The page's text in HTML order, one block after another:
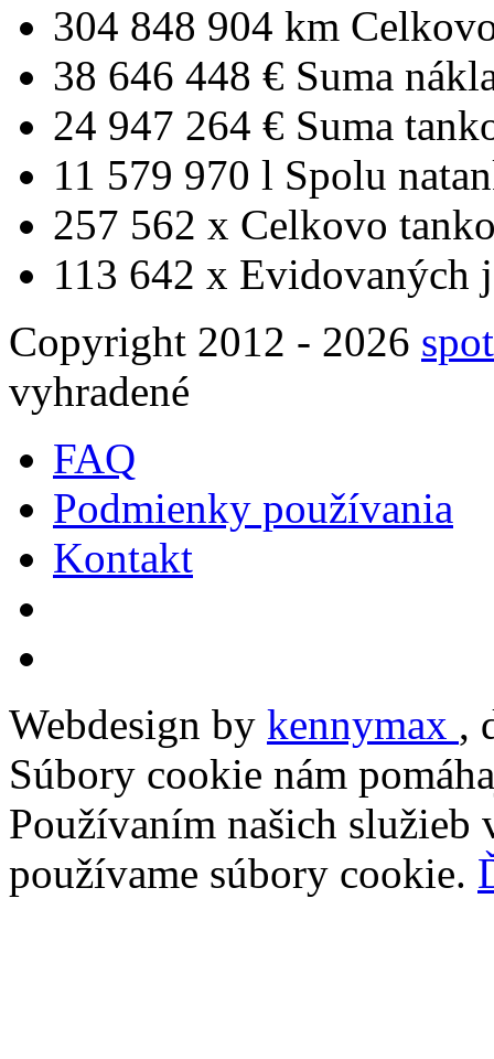
304 848 904 km
38 646 448 € Suma
24 947 264 € Suma
11 579 970 l Spolu
257 562 x Celkovo
113 642 x Evidovaných
Copyright 2012 - 2026
vyhradené
FAQ
Podmienky používania
Kontakt
Webdesign by kennymax ,
Súbory cookie nám
Používaním našich služieb
používame súbory cookie.